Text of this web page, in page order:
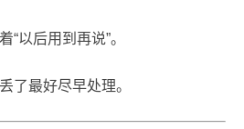
“以后用到再说”。
了最好尽早处理。